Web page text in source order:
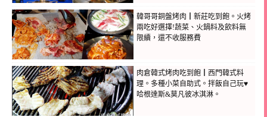
韓哥哥銅盤烤肉┃新莊吃到飽。火烤
兩吃好選擇!蔬菜、火鍋料及飲料無
限續，還不收服務費
肉倉韓式烤肉吃到飽┃西門韓式料
理。多種小菜自助式。拌飯自己玩♥
哈根達斯&莫凡彼冰淇淋。